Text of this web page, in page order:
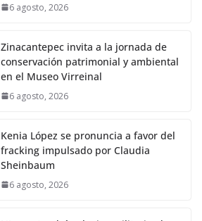
6 agosto, 2026
Zinacantepec invita a la jornada de
conservación patrimonial y ambiental
en el Museo Virreinal
6 agosto, 2026
Kenia López se pronuncia a favor del
fracking impulsado por Claudia
Sheinbaum
6 agosto, 2026